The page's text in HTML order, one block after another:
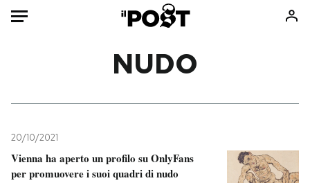
Mondo
Politica
Tecnologia
Consumismi
Storie/Idee
NUDO
20/10/2021
Vienna ha aperto un profilo su OnlyFans
per promuovere i suoi quadri di nudo